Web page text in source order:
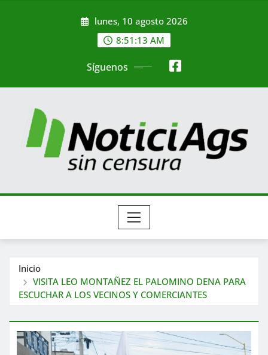
lunes, 10 agosto 2026
8:51:14 AM
Síguenos
Inicio
VISITA LEO MONTAÑEZ EL PALOMINO DENA PARA
ESCUCHAR A LOS VECINOS Y COMERCIANTES